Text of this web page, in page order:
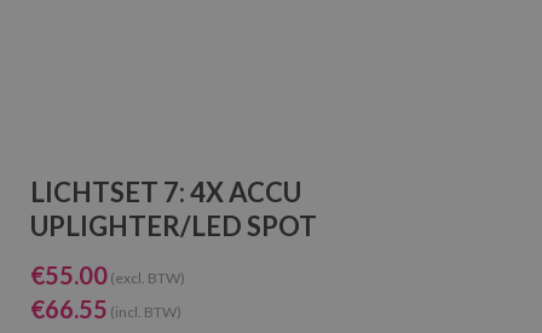
LICHTSET 7: 4X ACCU
UPLIGHTER/LED SPOT
€55.00 (excl. BTW)
€66.55 (incl. BTW)